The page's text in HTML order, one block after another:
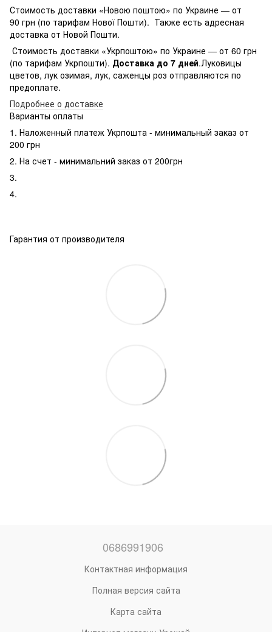
Стоимость доставки «Новою поштою» по Украине — от
90 грн (по тарифам Нової Пошти). Также есть адресная
доставка от Новой Пошти.
Стоимость доставки «Укрпоштою» по Украине — от 60 грн
(по тарифам Укрпошти). Доставка до 7 дней.Луковицы
цветов, лук озимая, лук, саженцы роз отправляются по
предоплате.
Подробнее о доставке
Варианты оплаты
1. Наложенный платеж Укрпошта - минимальный заказ от
200 грн
2. На счет - минимальний заказ от 200грн
3.
4.
Гарантия от производителя
0686991906
Контактная информация
Полная версия сайта
Карта сайта